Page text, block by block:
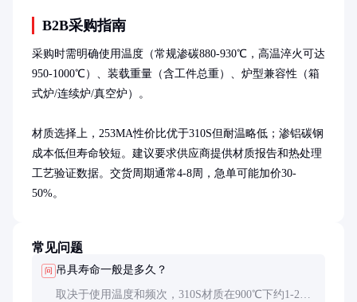
B2B采购指南
采购时需明确使用温度（常规渗碳880-930℃，高温淬火可达
950-1000℃）、装载重量（含工件总重）、炉型兼容性（箱
式炉/连续炉/真空炉）。
材质选择上，253MA性价比优于310S但耐温略低；渗铝碳钢
成本低但寿命较短。建议要求供应商提供材质报告和热处理
工艺验证数据。交货周期通常4-8周，急单可能加价30-
50%。
常见问题
问 吊具寿命一般是多久？
取决于使用温度和频次，310S材质在900℃下约1-2年